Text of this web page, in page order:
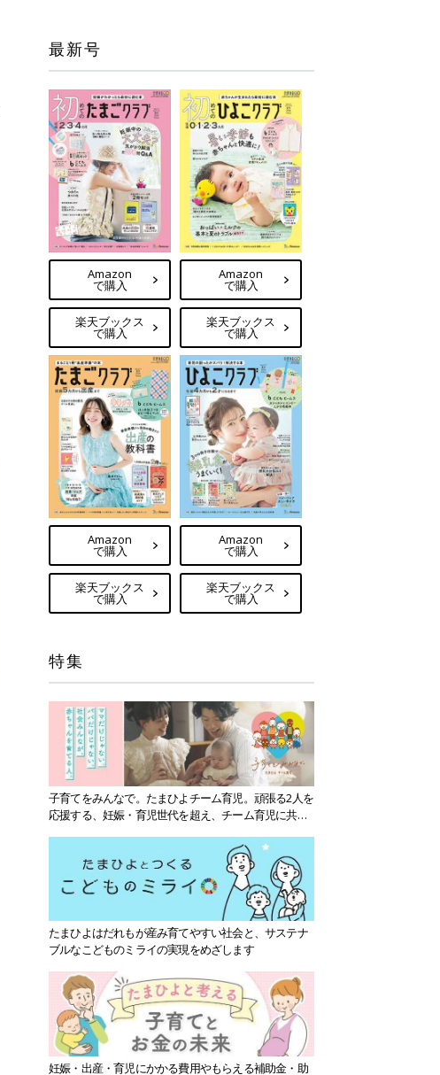
最新号
Amazon
で購入
楽天ブックス
で購入
Amazon
で購入
楽天ブックス
で購入
Amazon
で購入
楽天ブックス
で購入
Amazon
で購入
楽天ブックス
で購入
特集
子育てをみんなで。たまひよチーム育児。頑張る2人を
応援する、妊娠・育児世代を超え、チーム育児に共感
たまひよはだれもが産み育てやすい社会と、サステナ
ブルなこどものミライの実現をめざします
妊娠・出産・育児にかかる費用やもらえる補助金・助